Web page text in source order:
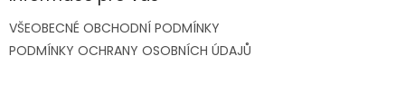
VŠEOBECNÉ OBCHODNÍ PODMÍNKY
PODMÍNKY OCHRANY OSOBNÍCH ÚDAJŮ